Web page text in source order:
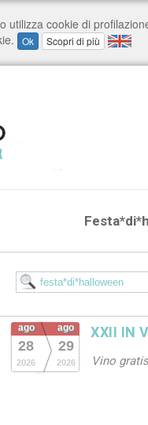
ago
28
2026
ago
29
2026
XXII IN
Vino gratis